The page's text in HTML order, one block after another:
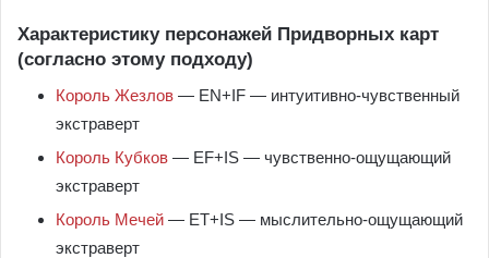
Характеристику персонажей Придворных карт
(согласно этому подходу)
Король Жезлов — EN+IF — интуитивно-чувственный
экстраверт
Король Кубков — EF+IS — чувственно-ощущающий
экстраверт
Король Мечей — ET+IS — мыслительно-ощущающий
экстраверт